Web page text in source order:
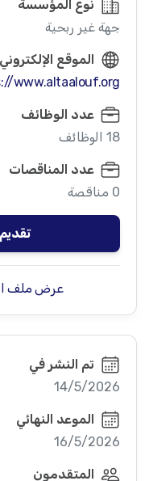
نوع المؤسسة
جهة غير ربحية
الموقع الإلكتروني
www.altaalouf.org
عدد الوظائف
18 الوظائف
عدد المناقصات
0 مناقصة
عرض ملف
تم النشر في
14/5/2026
الموعد النهائي
16/5/2026
المتقدمون